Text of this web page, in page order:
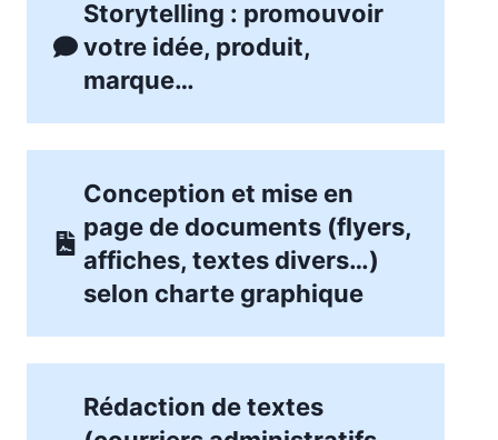
Storytelling : promouvoir
votre idée, produit,
marque…
Conception et mise en
page de documents (flyers,
affiches, textes divers…)
selon charte graphique
Rédaction de textes